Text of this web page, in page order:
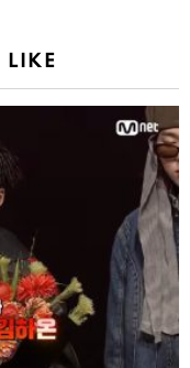
LIKE